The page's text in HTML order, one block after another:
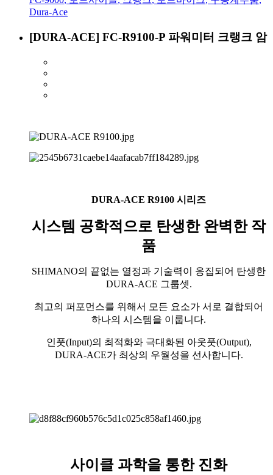
Dura-Ace
[DURA-ACE] FC-R9100-P 파워미터 크랭크 암
DURA-ACE R9100 시리즈
시스템 공학적으로 탄생한 완벽한 작
품
SHIMANO의 끝없는 열정과 기술력이 응집되어 탄생한
DURA-ACE 그룹셋.
최고의 퍼포먼스를 위해서 모든 요소가 서로 결합되어
하나의 시스템을 이룹니다.
인풋(Input)의 최적화와 극대화된 아웃풋(Output),
DURA-ACE가 최상의 우월성을 선사합니다.
사이클 과학을 통한 진화